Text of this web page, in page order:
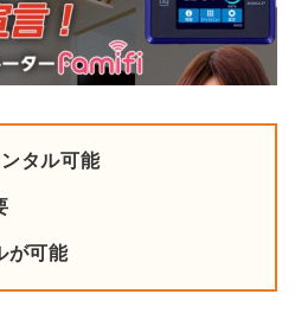
タル可能
が可能